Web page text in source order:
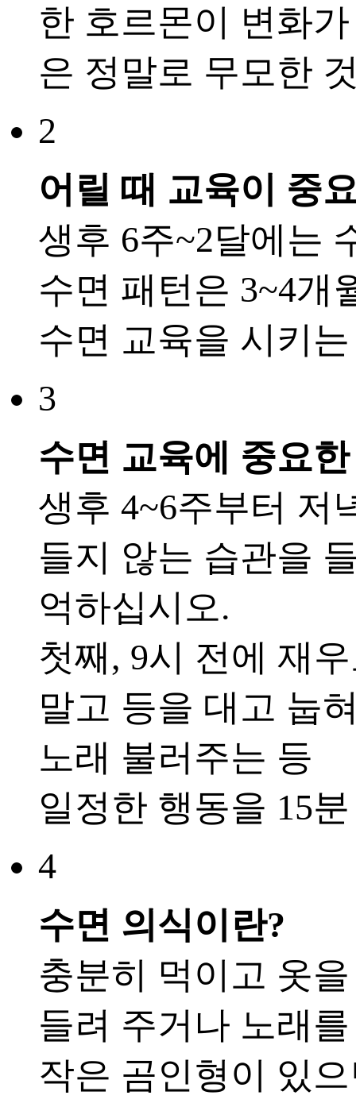
한 호르몬이 변화
은 정말로 무모한
2
어릴 때 교육이 중
생후 6주~2달에는
수면 패턴은 3~4개
수면 교육을 시키
3
수면 교육에 중요
생후 4~6주부터 저
들지 않는 습관을
억하십시오.
첫째, 9시 전에 재
말고 등을 대고 눕
노래 불러주는 등
일정한 행동을 15
4
수면 의식이란?
충분히 먹이고 옷
들려 주거나 노래
작은 곰인형이 있